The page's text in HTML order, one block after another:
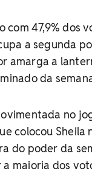
com 47,9% dos
a segunda
amarga a
da
no
colocou Sheila
do poder da
maioria dos